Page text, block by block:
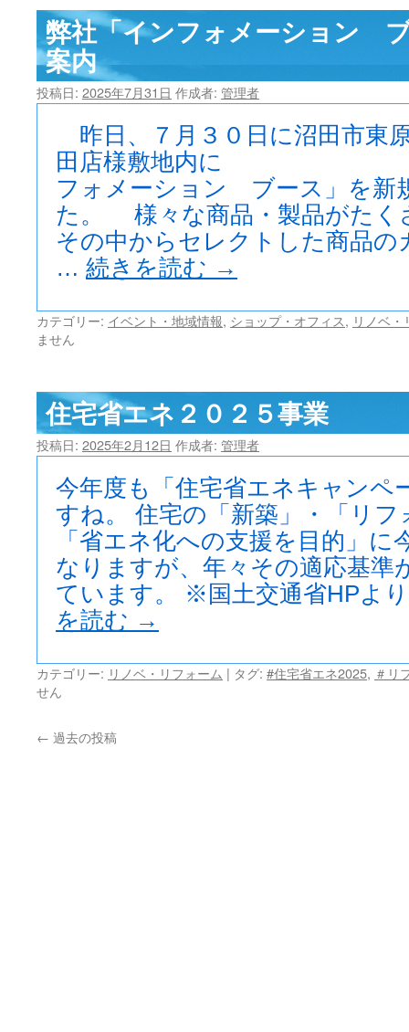
様
邸
ォ
ー
ム
完
で
す。
は
弊社「インフォメーション
案内
投稿日: 2025年7月31日 作成者: 管理者
昨日、７月３０日に沼田市東
田店様敷地内
フォメーション ブース」を新
た。 様々な商品・製品がたく
その中からセレクトした商品の
… 続きを読む →
カテゴリー: イベント・地域情報, ショップ・オフィス, リノベ
ません
住宅省エネ２０２５事業
投稿日: 2025年2月12日 作成者: 管理者
今年度も「住宅省エネキャンペ
すね。 住宅の「新築」・「リフ
「省エネ化への支援を目的」に
なりますが、年々その適応基準
ています。 ※国土交通省HPよ
を読む →
カテゴリー: リノベ・リフォーム | タグ: #住宅省エネ2025, ＃リ
せん
← 過去の投稿